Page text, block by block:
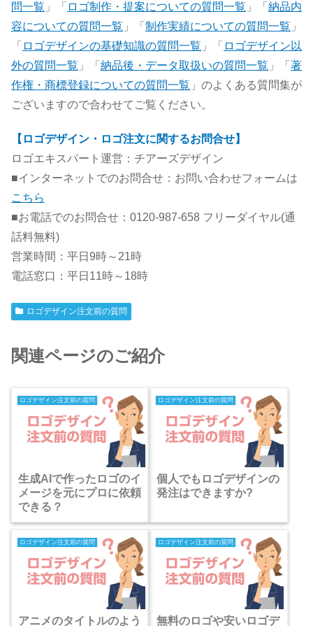
問一覧 」「 ロゴ制作・提案についての質問一覧 」「 納品内
容についての質問一覧 」「 制作実績についての質問一覧 」
「 ロゴデザインの基礎知識の質問一覧 」「 ロゴデザイン以
外の質問一覧 」「 納品後・データ取扱いの質問一覧 」「 著
作権・商標登録についての質問一覧 」のよくある質問集が
ございますので合わせてご覧ください。
【ロゴデザイン・ロゴ注文に関するお問合せ】
ロゴエキスパート運営：チアーズデザイン
■インターネットでのお問合せ：お問い合わせフォームは
こちら
■お電話でのお問合せ：0120-987-658 フリーダイヤル(通
話料無料)
営業時間：平日9時～21時
電話窓口：平日11時～18時
ロゴデザイン注文前の質問
関連ページのご紹介
ロゴデザイン注文前の質問
生成AIで作ったロゴのイ
メージを元にプロに依頼
できる？
ロゴデザイン注文前の質問
個人でもロゴデザインの
発注はできますか?
ロゴデザイン注文前の質問
アニメのタイトルのよう
ロゴデザイン注文前の質問
無料のロゴや安いロゴデ